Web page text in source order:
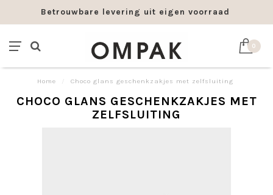
Betrouwbare levering uit eigen voorraad
0
Home Choco glans geschenkzakjes met zelfsluiting
CHOCO GLANS GESCHENKZAKJES MET
ZELFSLUITING